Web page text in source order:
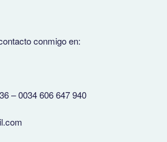
conmigo en:
– 0034 606 647 940